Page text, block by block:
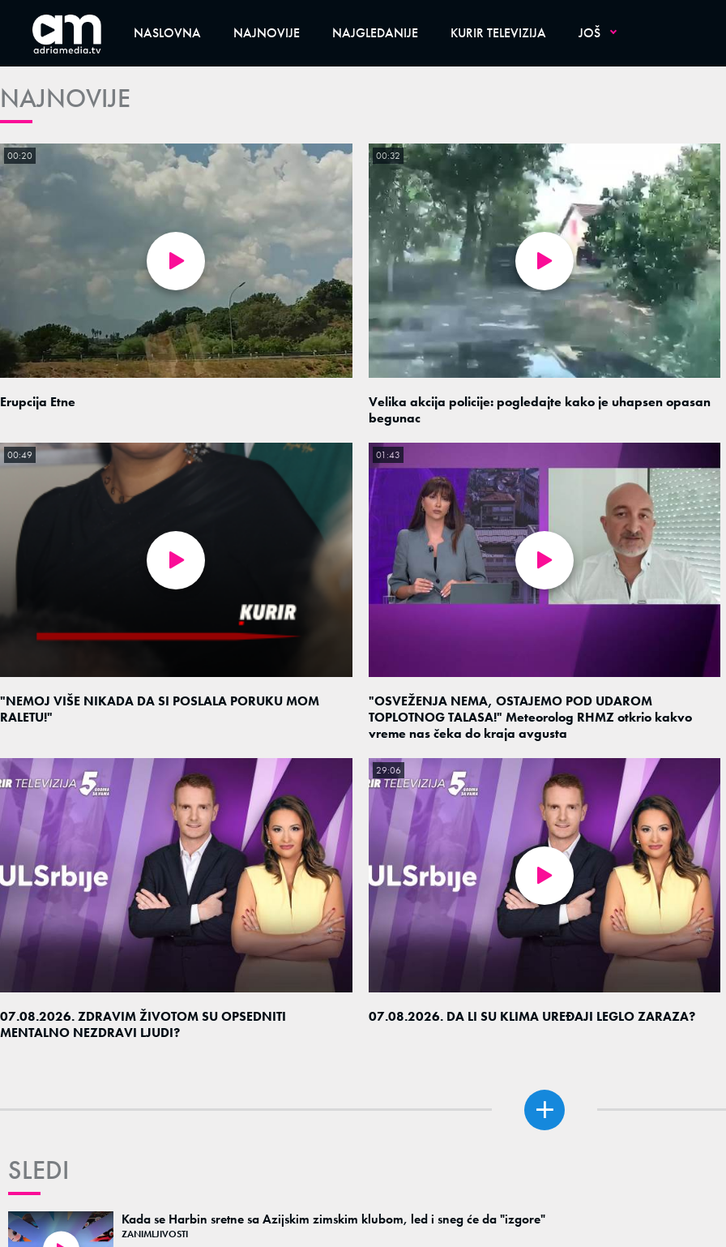
NASLOVNA NAJNOVIJE NAJGLEDANIJE KURIR TELEVIZIJA JOŠ
NAJNOVIJE
Erupcija Etne
00:20
Velika akcija policije: pogledajte kako je uhapsen opasan
begunac
00:32
"NEMOJ VIŠE NIKADA DA SI POSLALA PORUKU MOM
RALETU!"
00:49
"OSVEŽENJA NEMA, OSTAJEMO POD UDAROM
TOPLOTNOG TALASA!" Meteorolog RHMZ otkrio kakvo
vreme nas čeka do kraja avgusta
01:43
07.08.2026. ZDRAVIM ŽIVOTOM SU OPSEDNITI
MENTALNO NEZDRAVI LJUDI?
07.08.2026. DA LI SU KLIMA UREĐAJI LEGLO ZARAZA?
29:06
SLEDI
Kada se Harbin sretne sa Azijskim zimskim klubom, led i sneg će da "izgore"
ZANIMLJIVOSTI